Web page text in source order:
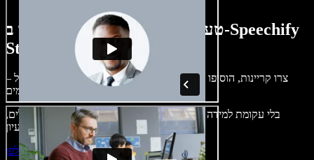
טעימה קטנה ממה שתוכלו ליצור ב-Speechify
Studio.
צרו קריינות, הוסיפו תמונות ללא זכויות, אודיו, סרטונים ושיבוט קול –
בלי עקומת למידה – הכול זמין בדפדפן. יוצרי תוכן כבר לא מוגבלים,
התחילו ליצור באולפן